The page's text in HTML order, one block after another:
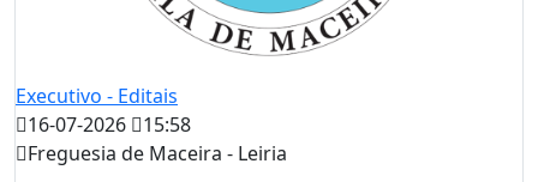
Executivo - Editais
16-07-2026
15:58
Freguesia de Maceira - Leiria